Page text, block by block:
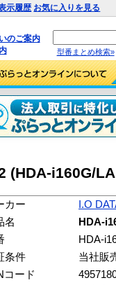
示履歴 お気に入りを見る
のご案内
型番まとめ検索»
(HDA-i160G/
カー
I.O
名
HDA-
HDA-
条件
当社販
コード